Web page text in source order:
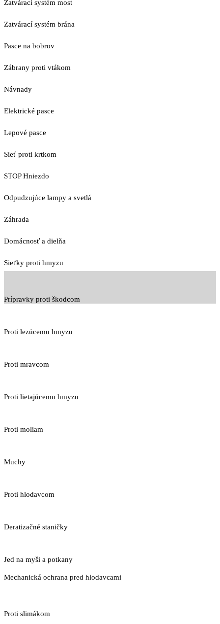
Zatvárací systém most
Zatvárací systém brána
Pasce na bobrov
Zábrany proti vtákom
Návnady
Elektrické pasce
Lepové pasce
Sieť proti krtkom
STOP Hniezdo
Odpudzujúce lampy a svetlá
Záhrada
Domácnosť a dielňa
Sieťky proti hmyzu
Prípravky proti škodcom
Proti lezúcemu hmyzu
Proti mravcom
Proti lietajúcemu hmyzu
Proti moliam
Muchy
Proti hlodavcom
Deratizačné staničky
Jed na myši a potkany
Mechanická ochrana pred hlodavcami
Proti slimákom